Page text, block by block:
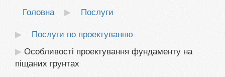
Головна
Послуги
Послуги по проектуванню
Особливості проектування фундаменту на
піщаних грунтах